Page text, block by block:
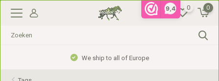
9,4 0 0
We ship to all of Europe